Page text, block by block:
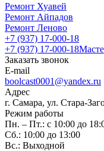
Ремонт Хуавей
Ремонт Айпадов
Ремонт Леново
+7 (937) 17-000-18
+7 (937) 17-000-18
Заказать звонок
E-mail
boolcast0001@yandex.ru
Адрес
г. Самара, ул. Стара-
Режим работы
Пн. – Пт.: с 10:00 до
Сб.: 10:00 до 13:00
Вс.: Выходной